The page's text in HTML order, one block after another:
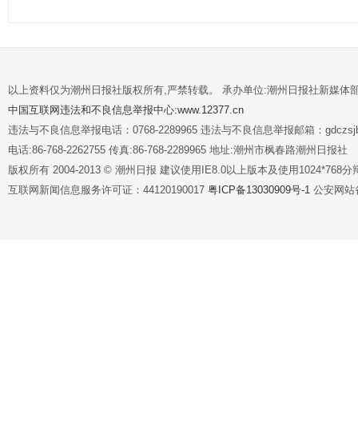
以上资料仅为潮州日报社版权所有,严禁转载。 承办单位:潮州日报社新媒体
中国互联网违法和不良信息举报中心:www.12377.cn
违法与不良信息举报电话：0768-2289965 违法与不良信息举报邮箱：
电话:86-768-2262755 传真:86-768-2289965 地址:潮州市枫春路潮州日报社
版权所有 2004-2013 © 潮州日报 建议使用IE8.0以上版本及使用1024*768分
互联网新闻信息服务许可证：44120190017 粤ICP备13030909号-1 公安网站